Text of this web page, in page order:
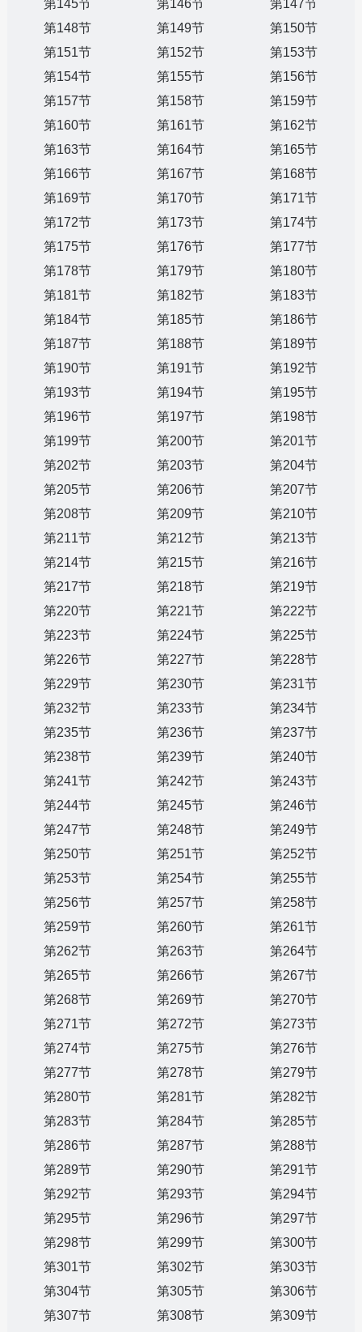
第145节 第146节
第147节
第148节
第149节
第150节
第151节
第152节
第153节
第154节
第155节
第156节
第157节
第158节
第159节
第160节
第161节
第162节
第163节
第164节
第165节
第166节
第167节
第168节
第169节
第170节
第171节
第172节
第173节
第174节
第175节
第176节
第177节
第178节
第179节
第180节
第181节
第182节
第183节
第184节
第185节
第186节
第187节
第188节
第189节
第190节
第191节
第192节
第193节
第194节
第195节
第196节
第197节
第198节
第199节
第200节
第201节
第202节
第203节
第204节
第205节
第206节
第207节
第208节
第209节
第210节
第211节
第212节
第213节
第214节
第215节
第216节
第217节
第218节
第219节
第220节
第221节
第222节
第223节
第224节
第225节
第226节
第227节
第228节
第229节
第230节
第231节
第232节
第233节
第234节
第235节
第236节
第237节
第238节
第239节
第240节
第241节
第242节
第243节
第244节
第245节
第246节
第247节
第248节
第249节
第250节
第251节
第252节
第253节
第254节
第255节
第256节
第257节
第258节
第259节
第260节
第261节
第262节
第263节
第264节
第265节
第266节
第267节
第268节
第269节
第270节
第271节
第272节
第273节
第274节
第275节
第276节
第277节
第278节
第279节
第280节
第281节
第282节
第283节
第284节
第285节
第286节
第287节
第288节
第289节
第290节
第291节
第292节
第293节
第294节
第295节
第296节
第297节
第298节
第299节
第300节
第301节
第302节
第303节
第304节
第305节
第306节
第307节
第308节
第309节